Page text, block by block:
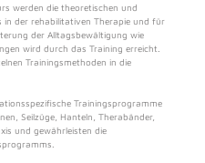
werden die theoretischen und
in der rehabilitativen Therapie und für
der Alltagsbewältigung wie
wird durch das Training erreicht.
Trainingsmethoden in die
Trainingsprogramme
Seilzüge, Hanteln, Therabänder,
und gewährleisten die